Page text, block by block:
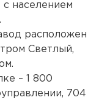
населением
расположен
Светлый,
– 1 800
704